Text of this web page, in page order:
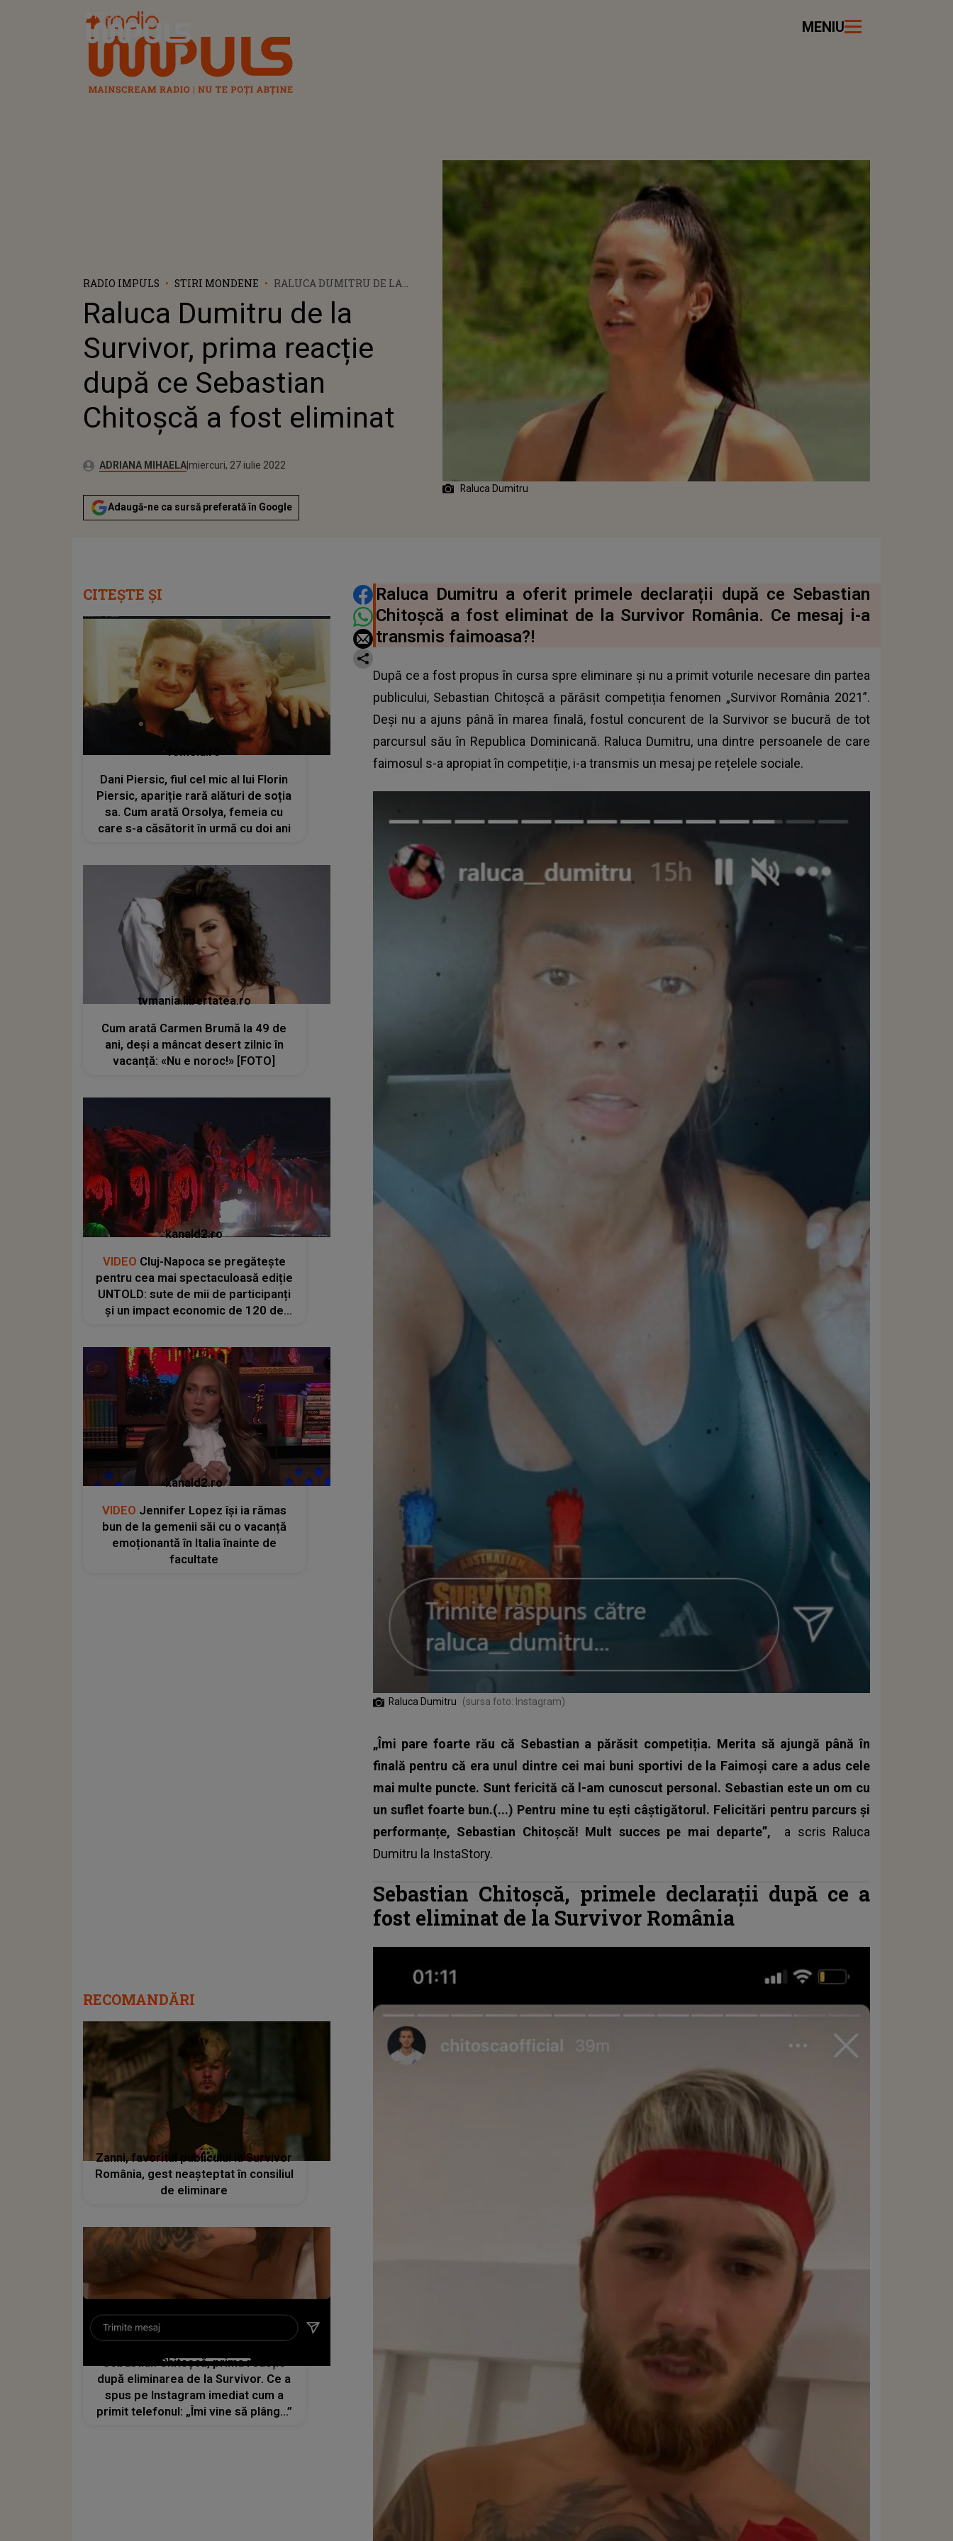
Radio Impuls MENIU
RADIO IMPULS STIRI MONDENE
RALUCA DUMITRU DE LA
DUPĂ CE SEBASTIAN CHITOȘCĂ
A FOST ELIMINAT
Raluca Dumitru de la
Survivor, prima reacție
după ce Sebastian
Chitoșcă a fost eliminat
Autor:ADRIANA MIHAELAPublicat:
luni, 28 iunie 2021
Actualizat:
miercuri, 27 iulie 2022
Adaugă-ne ca sursă preferată în Google
Raluca Dumitru
DISTRIBUIE ARTICOLUL
Raluca Dumitru a oferit primele declarații după ce Sebastian
Chitoșcă a fost eliminat de la Survivor România. Ce mesaj i-a
transmis faimoasa?!
După ce a fost propus în cursa spre eliminare și nu a primit voturile necesare din partea
publicului, Sebastian Chitoșcă a părăsit competiția fenomen „Survivor România 2021”.
Deși nu a ajuns până în marea finală, fostul concurent de la Survivor se bucură de tot
parcursul său în Republica Dominicană. Raluca Dumitru, una dintre persoanele de care
faimosul s-a apropiat în competiție, i-a transmis un mesaj pe rețelele sociale.
Raluca Dumitru (sursa foto: Instagram)
„Îmi pare foarte rău că Sebastian a părăsit competiția. Merita să ajungă până în
finală pentru că era unul dintre cei mai buni sportivi de la Faimoși care a adus cele
mai multe puncte. Sunt fericită că l-am cunoscut personal. Sebastian este un om cu
un suflet foarte bun.(...) Pentru mine tu ești câștigătorul. Felicitări pentru parcurs și
performanțe, Sebastian Chitoșcă! Mult succes pe mai departe”, a scris Raluca
Dumitru la InstaStory.
Sebastian Chitoșcă, primele declarații după ce a
fost eliminat de la Survivor România
CITEȘTE ȘI
femeia.ro
Dani Piersic, fiul cel mic al lui Florin
Piersic, apariție rară alături de soția
sa. Cum arată Orsolya, femeia cu
care s-a căsătorit în urmă cu doi ani
tvmania.libertatea.ro
Cum arată Carmen Brumă la 49 de
ani, deși a mâncat desert zilnic în
vacanță: «Nu e noroc!» [FOTO]
kanald2.ro
VIDEO Cluj-Napoca se pregătește
pentru cea mai spectaculoasă ediție
UNTOLD: sute de mii de participanți
și un impact economic de 120 de
kanald2.ro
VIDEO Jennifer Lopez își ia rămas
bun de la gemenii săi cu o vacanță
emoționantă în Italia înainte de
facultate
RECOMANDĂRI
Zanni, favoritul publicului la Survivor
România, gest neașteptat în consiliul
de eliminare
Sebastian Chitoşcă, prima reacție
după eliminarea de la Survivor. Ce a
spus pe Instagram imediat cum a
primit telefonul: „Îmi vine să plâng...”